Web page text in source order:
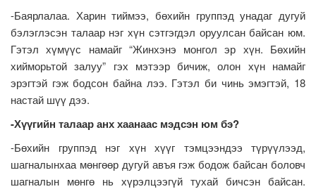
-Баярлалаа. Харин тиймээ, бөхийн группэд унадаг дугуй
бэлэглэсэн талаар нэг хүн сэтгэгдэл оруулсан байсан юм.
Гэтэл хүмүүс намайг “Жинхэнэ монгол эр хүн. Бөхийн
хийморьтой залуу” гэх мэтээр бичиж, олон хүн намайг
эрэгтэй гэж бодсон байна лээ. Гэтэл би чинь эмэгтэй, 18
настай шүү дээ.
-Хүүгийн талаар анх хаанаас мэдсэн юм бэ?
-Бөхийн группэд нэг хүн хүүг тэмцээндээ түрүүлээд,
шагналынхаа мөнгөөр дугуй авъя гэж бодож байсан боловч
шагналын мөнгө нь хүрэлцээгүй тухай бичсэн байсан.